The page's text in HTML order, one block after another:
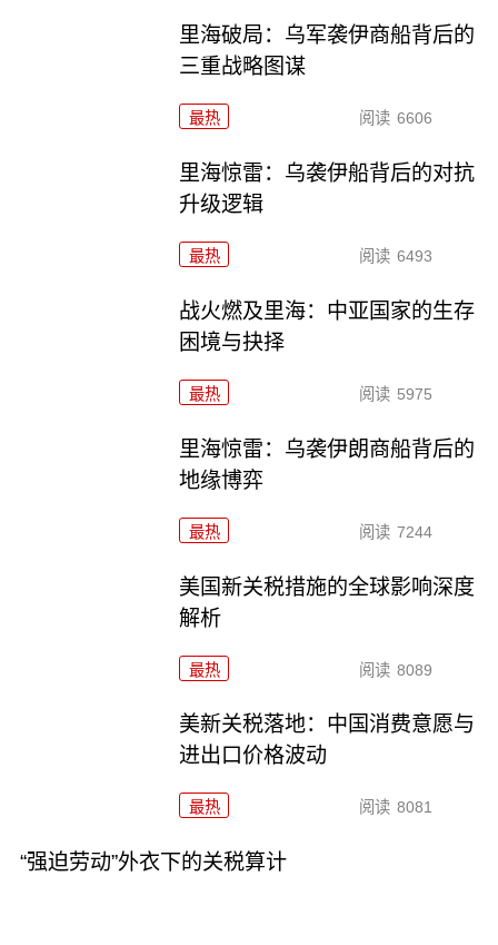
里海破局：乌军袭伊商船背后的
三重战略图谋
最热 阅读 6606
里海惊雷：乌袭伊船背后的对抗
升级逻辑
最热 阅读 6493
战火燃及里海：中亚国家的生存
困境与抉择
最热 阅读 5975
里海惊雷：乌袭伊朗商船背后的
地缘博弈
最热 阅读 7244
美国新关税措施的全球影响深度
解析
最热 阅读 8089
美新关税落地：中国消费意愿与
进出口价格波动
最热 阅读 8081
“强迫劳动”外衣下的关税算计